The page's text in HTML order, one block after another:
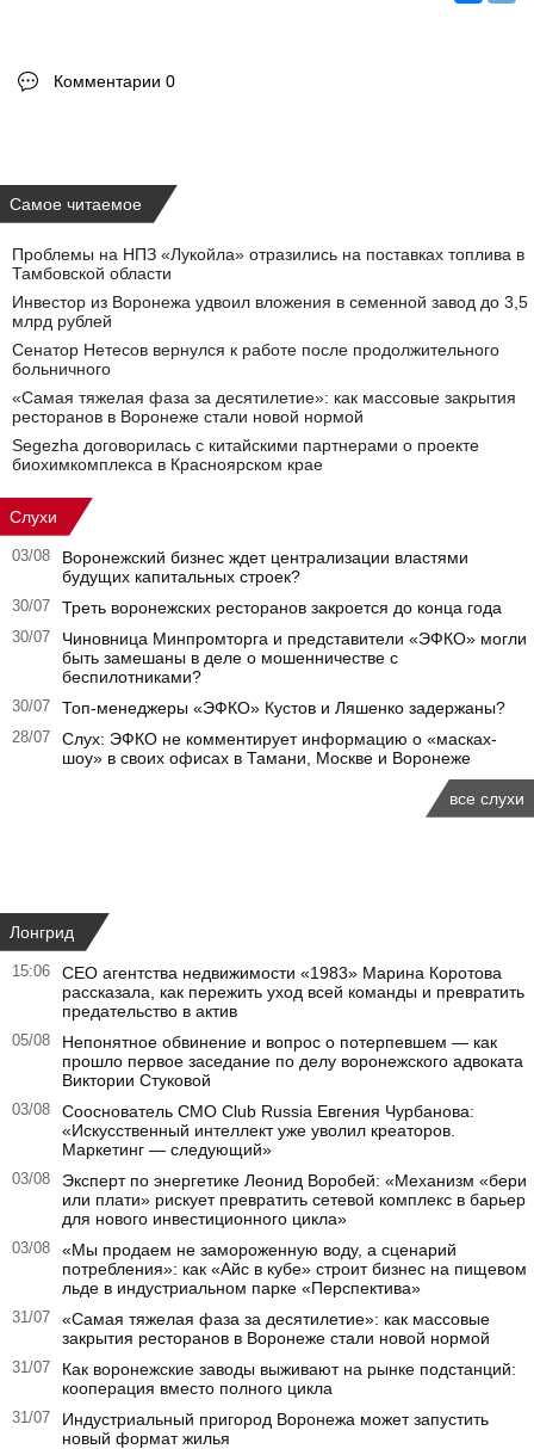
Комментарии 0
Самое читаемое
Проблемы на НПЗ «Лукойла» отразились на поставках топлива в
Тамбовской области
Инвестор из Воронежа удвоил вложения в семенной завод до 3,5
млрд рублей
Сенатор Нетесов вернулся к работе после продолжительного
больничного
«Самая тяжелая фаза за десятилетие»: как массовые закрытия
ресторанов в Воронеже стали новой нормой
Segezha договорилась с китайскими партнерами о проекте
биохимкомплекса в Красноярском крае
Слухи
03/08
Воронежский бизнес ждет централизации властями
будущих капитальных строек?
30/07 Треть воронежских ресторанов закроется до конца года
30/07
Чиновница Минпромторга и представители «ЭФКО» могли
быть замешаны в деле о мошенничестве с
беспилотниками?
30/07 Топ-менеджеры «ЭФКО» Кустов и Ляшенко задержаны?
28/07
Слух: ЭФКО не комментирует информацию о «масках-
шоу» в своих офисах в Тамани, Москве и Воронеже
все слухи
Лонгрид
15:06
CEO агентства недвижимости «1983» Марина Коротова
рассказала, как пережить уход всей команды и превратить
предательство в актив
05/08
Непонятное обвинение и вопрос о потерпевшем — как
прошло первое заседание по делу воронежского адвоката
Виктории Стуковой
03/08
Сооснователь CMO Club Russia Евгения Чурбанова:
«Искусственный интеллект уже уволил креаторов.
Маркетинг — следующий»
03/08
Эксперт по энергетике Леонид Воробей: «Механизм «бери
или плати» рискует превратить сетевой комплекс в барьер
для нового инвестиционного цикла»
03/08
«Мы продаем не замороженную воду, а сценарий
потребления»: как «Айс в кубе» строит бизнес на пищевом
льде в индустриальном парке «Перспектива»
31/07
«Самая тяжелая фаза за десятилетие»: как массовые
закрытия ресторанов в Воронеже стали новой нормой
31/07
Как воронежские заводы выживают на рынке подстанций:
кооперация вместо полного цикла
31/07
Индустриальный пригород Воронежа может запустить
новый формат жилья